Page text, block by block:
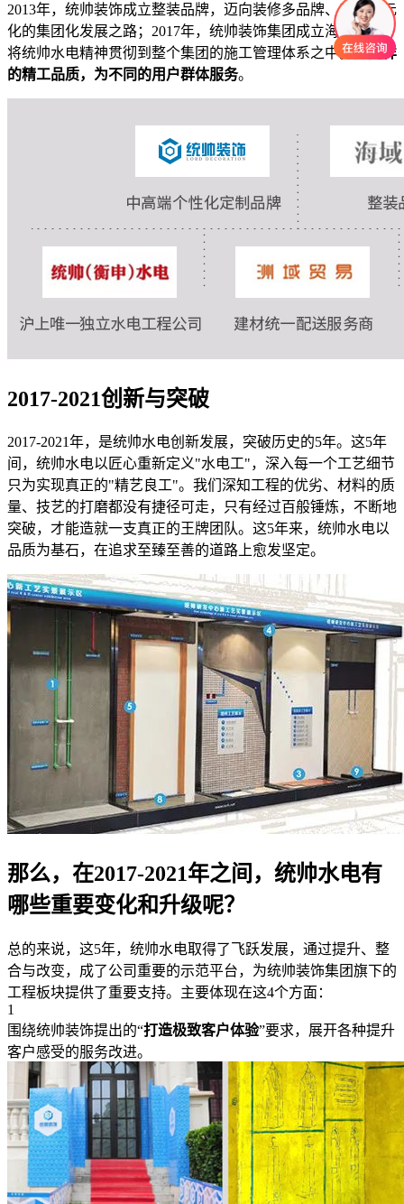
2013年，统帅装饰成立整装品牌，迈向装修多品牌、产业多元
化的集团化发展之路；2017年，统帅装饰集团成立海域整装，
将统帅水电精神贯彻到整个集团的施工管理体系之中。以同样
的精工品质，为不同的用户群体服务。
2017-2021创新与突破
2017-2021年，是统帅水电创新发展，突破历史的5年。这5年
间，统帅水电以匠心重新定义"水电工"，深入每一个工艺细节
只为实现真正的"精艺良工"。我们深知工程的优劣、材料的质
量、技艺的打磨都没有捷径可走，只有经过百般锤炼，不断地
突破，才能造就一支真正的王牌团队。这5年来，统帅水电以
品质为基石，在追求至臻至善的道路上愈发坚定。
那么，在2017-2021年之间，统帅水电有
哪些重要变化和升级呢？
总的来说，这5年，统帅水电取得了飞跃发展，通过提升、整
合与改变，成了公司重要的示范平台，为统帅装饰集团旗下的
工程板块提供了重要支持。主要体现在这4个方面：
1
围绕统帅装饰提出的“打造极致客户体验”要求，展开各种提升
客户感受的服务改进。